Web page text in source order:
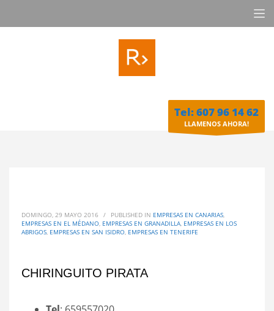
Tel: 607 96 14 62
LLAMENOS AHORA!
DOMINGO, 29 MAYO 2016 / PUBLISHED IN EMPRESAS EN CANARIAS,
EMPRESAS EN EL MÉDANO, EMPRESAS EN GRANADILLA, EMPRESAS EN LOS
ABRIGOS, EMPRESAS EN SAN ISIDRO, EMPRESAS EN TENERIFE
CHIRINGUITO PIRATA